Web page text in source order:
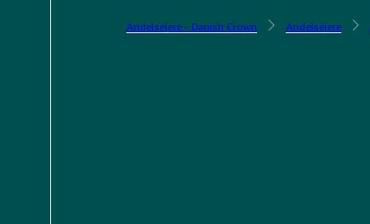
Andelsejere - Danish Crown Andelsejere